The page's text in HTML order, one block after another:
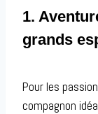
1.
grands
Pour les
compagnon